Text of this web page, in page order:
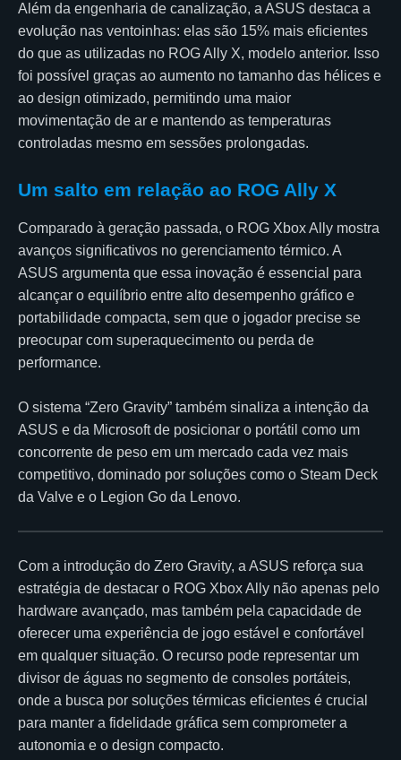
Além da engenharia de canalização, a ASUS destaca a
evolução nas ventoinhas: elas são 15% mais eficientes
do que as utilizadas no ROG Ally X, modelo anterior. Isso
foi possível graças ao aumento no tamanho das hélices e
ao design otimizado, permitindo uma maior
movimentação de ar e mantendo as temperaturas
controladas mesmo em sessões prolongadas.
Um salto em relação ao ROG Ally X
Comparado à geração passada, o ROG Xbox Ally mostra
avanços significativos no gerenciamento térmico. A
ASUS argumenta que essa inovação é essencial para
alcançar o equilíbrio entre alto desempenho gráfico e
portabilidade compacta, sem que o jogador precise se
preocupar com superaquecimento ou perda de
performance.
O sistema “Zero Gravity” também sinaliza a intenção da
ASUS e da Microsoft de posicionar o portátil como um
concorrente de peso em um mercado cada vez mais
competitivo, dominado por soluções como o Steam Deck
da Valve e o Legion Go da Lenovo.
Com a introdução do Zero Gravity, a ASUS reforça sua
estratégia de destacar o ROG Xbox Ally não apenas pelo
hardware avançado, mas também pela capacidade de
oferecer uma experiência de jogo estável e confortável
em qualquer situação. O recurso pode representar um
divisor de águas no segmento de consoles portáteis,
onde a busca por soluções térmicas eficientes é crucial
para manter a fidelidade gráfica sem comprometer a
autonomia e o design compacto.